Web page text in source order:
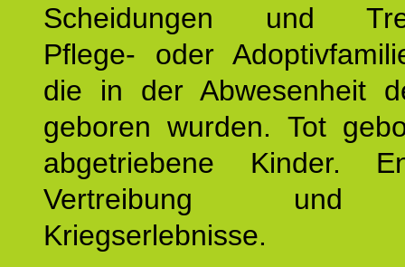
Scheidungen und
Pflege- oder
die in der Abwesenheit
geboren wurden. Tot
abgetriebene Kinder.
Vertreibung und
Kriegserlebnisse.